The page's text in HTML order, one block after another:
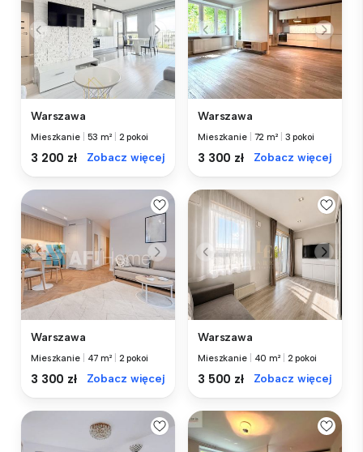
Warszawa
Mieszkanie 53 m² 2 pokoi
3 200 zł Zobacz więcej
Warszawa
Mieszkanie 72 m² 3 pokoi
3 300 zł Zobacz więcej
Warszawa
Mieszkanie 47 m² 2 pokoi
3 300 zł Zobacz więcej
Warszawa
Mieszkanie 40 m² 2 pokoi
3 500 zł Zobacz więcej